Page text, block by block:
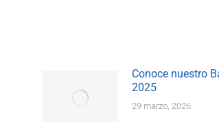
Conoce nuestro
2025
29 marzo, 2026